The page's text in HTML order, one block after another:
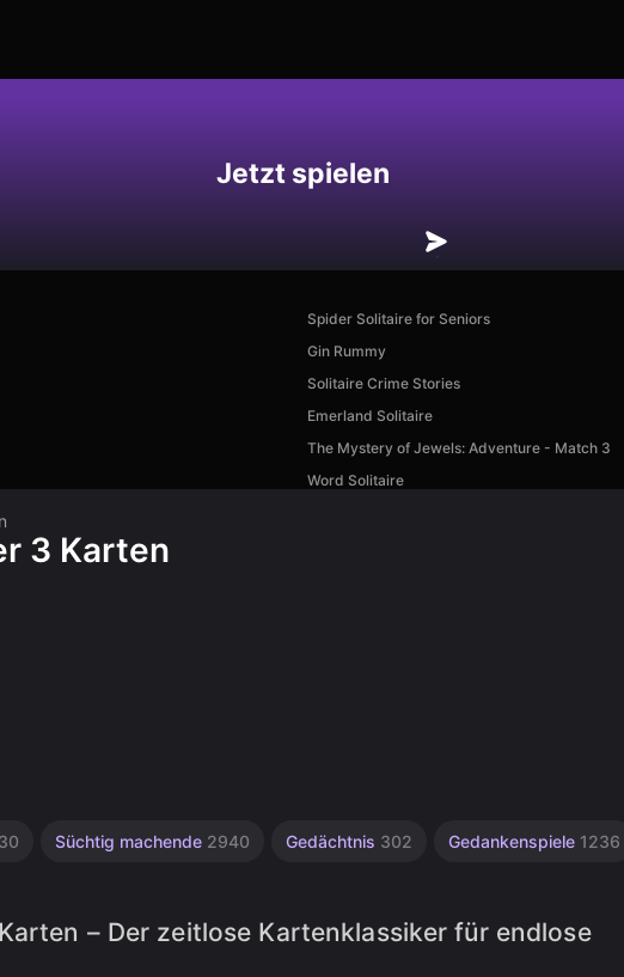
Jetzt spielen
Spider Solitaire for Seniors
Gin Rummy
Solitaire Crime Stories
Emerland Solitaire
The Mystery of Jewels: Adventure - Match 3
Word Solitaire
3 Karten
Süchtig machende 2940 Gedächtnis 302 Gedankenspiele 1236
– Der zeitlose Kartenklassiker für endlose